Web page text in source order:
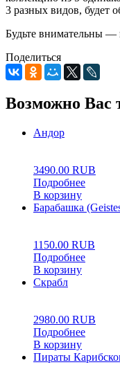
3 разных видов, будет
Будьте внимательны —
Поделиться
Возможно Вас
Андор
3490.00 RUB
Подробнее
В корзину
Барабашка
1150.00 RUB
Подробнее
В корзину
Скрабл
2980.00 RUB
Подробнее
В корзину
Пираты